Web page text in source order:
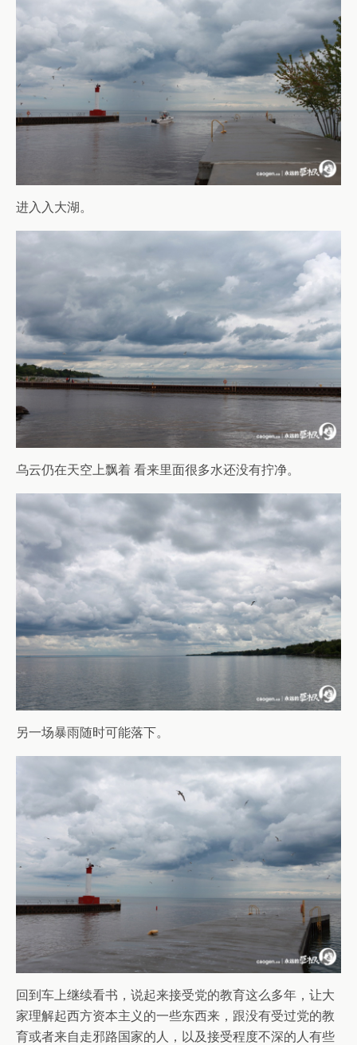
进入入大湖。
乌云仍在天空上飘着 看来里面很多水还没有拧净。
另一场暴雨随时可能落下。
回到车上继续看书，说起来接受党的教育这么多年，让大
家理解起西方资本主义的一些东西来，跟没有受过党的教
育或者来自走邪路国家的人，以及接受程度不深的人有些